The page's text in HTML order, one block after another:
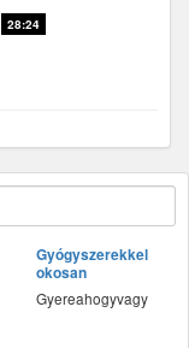
28:24
Gyógyszerekkel
okosan
Gyereahogyvagy